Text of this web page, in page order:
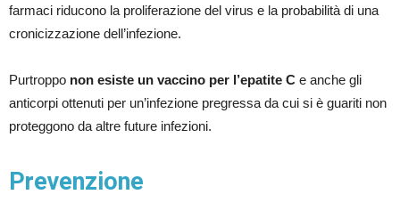
farmaci riducono la proliferazione del virus e la probabilità di una
cronicizzazione dell’infezione.
Purtroppo non esiste un vaccino per l’epatite C e anche gli
anticorpi ottenuti per un’infezione pregressa da cui si è guariti non
proteggono da altre future infezioni.
Prevenzione